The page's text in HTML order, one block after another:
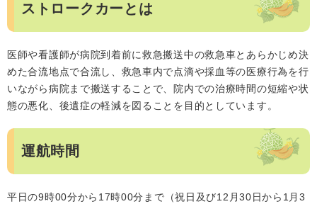
ストロークカーとは
医師や看護師が病院到着前に救急搬送中の救急車とあらかじめ決
めた合流地点で合流し、救急車内で点滴や採血等の医療行為を行
いながら病院まで搬送することで、院内での治療時間の短縮や状
態の悪化、後遺症の軽減を図ることを目的としています。
運航時間
平日の9時00分から17時00分まで（祝日及び12月30日から1月3